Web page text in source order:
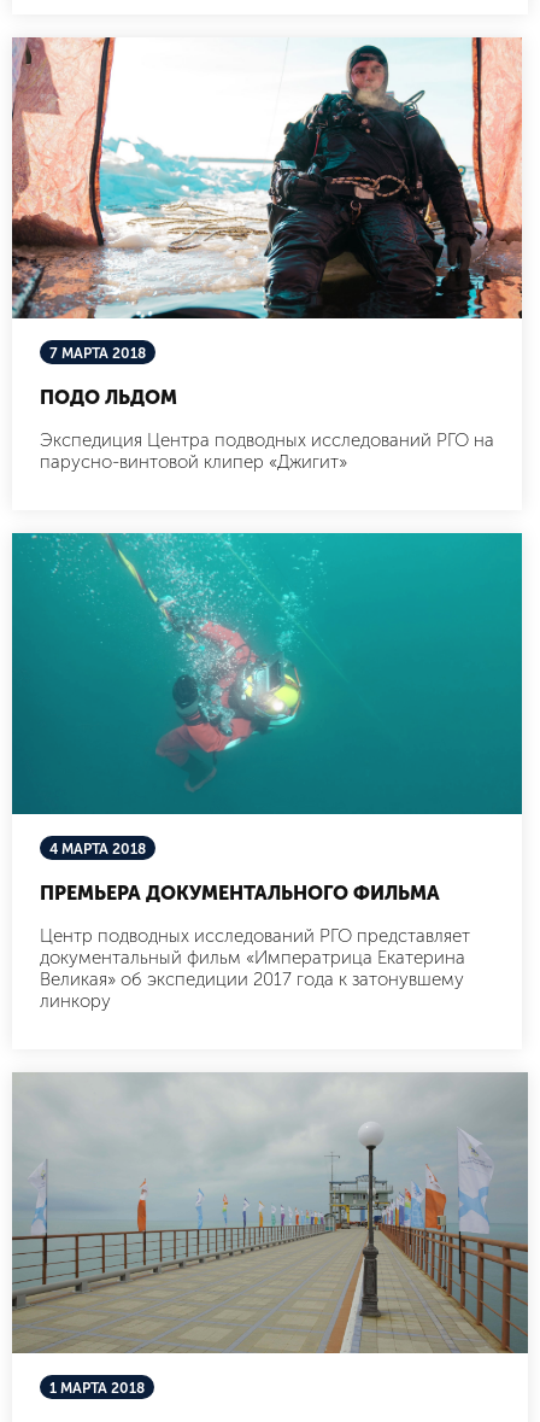
7 МАРТА 2018
ПОДО ЛЬДОМ
Экспедиция Центра подводных исследований РГО на
парусно-винтовой клипер «Джигит»
4 МАРТА 2018
ПРЕМЬЕРА ДОКУМЕНТАЛЬНОГО ФИЛЬМА
Центр подводных исследований РГО представляет
документальный фильм «Императрица Екатерина
Великая» об экспедиции 2017 года к затонувшему
линкору
1 МАРТА 2018